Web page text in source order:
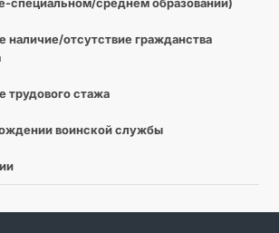
отсутствие гражданства
трудового стажа
воинской службы